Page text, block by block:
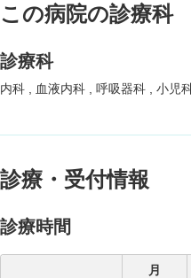
この病院の診療科
診療科
内科 血液内科 呼吸器科 小児
診療・受付情報
診療時間
月